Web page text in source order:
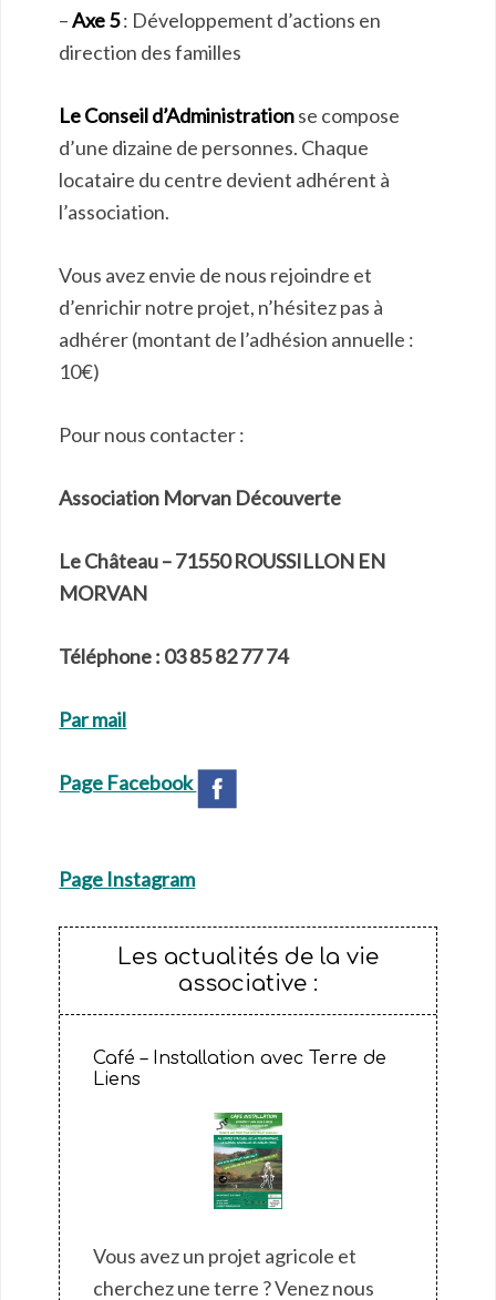
–Axe 5: Développement d’actions en
direction des familles
Le Conseil d’Administrationse compose
d’une dizaine de personnes. Chaque
locataire du centre devient adhérent à
l’association.
Vous avez envie de nous rejoindre et
d’enrichir notre projet, n’hésitez pas à
adhérer (montant de l’adhésion annuelle :
10€)
Pour nous contacter :
Association Morvan Découverte
Le Château – 71550 ROUSSILLON EN
MORVAN
Téléphone : 03 85 82 77 74
Par mail
Page Facebook
Page Instagram
Les actualités de la vie
associative :
Café – Installation avec Terre de
Liens
Vous avez un projet agricole et
cherchez une terre ? Venez nous